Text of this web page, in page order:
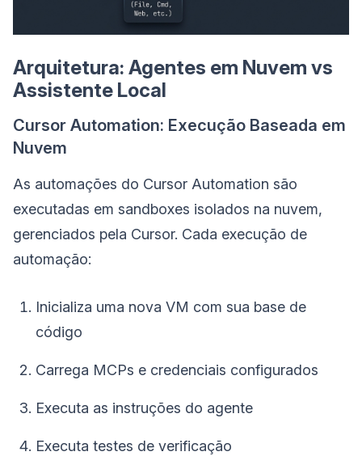
Arquitetura: Agentes em Nuvem vs
Assistente Local
Cursor Automation: Execução Baseada em
Nuvem
As automações do Cursor Automation são
executadas em sandboxes isolados na nuvem,
gerenciados pela Cursor. Cada execução de
automação:
Inicializa uma nova VM com sua base de
código
Carrega MCPs e credenciais configurados
Executa as instruções do agente
Executa testes de verificação